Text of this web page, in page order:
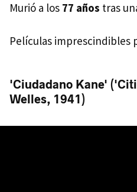
Murió a los 77 años tras
Películas imprescindibles
'Ciudadano Kane'
Welles, 1941)